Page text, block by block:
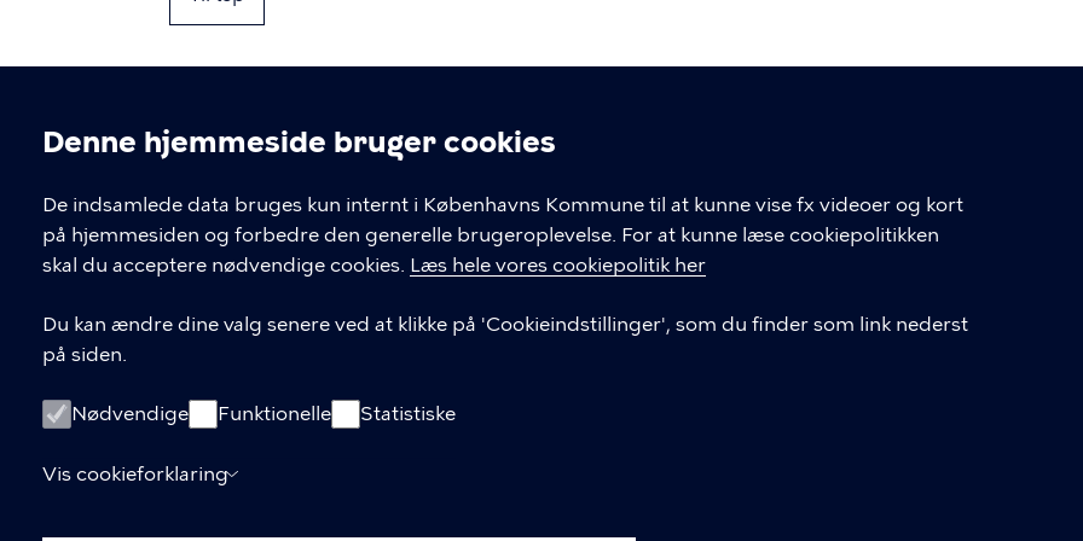
Cookieindstillinger
Denne hjemmeside bruger cookies
De indsamlede data bruges kun internt i Københavns Kommune til at kunne vise fx videoer og kort
på hjemmesiden og forbedre den generelle brugeroplevelse. For at kunne læse cookiepolitikken
skal du acceptere nødvendige cookies. Læs hele vores cookiepolitik her
Du kan ændre dine valg senere ved at klikke på 'Cookieindstillinger', som du finder som link nederst
på siden.
Nødvendige Funktionelle Statistiske
Vis cookieforklaring
Kontakt Københavns Kommune
T
33 66 33 66
CVR-nummer64942212
GENVEJE
Hvis du vil klage